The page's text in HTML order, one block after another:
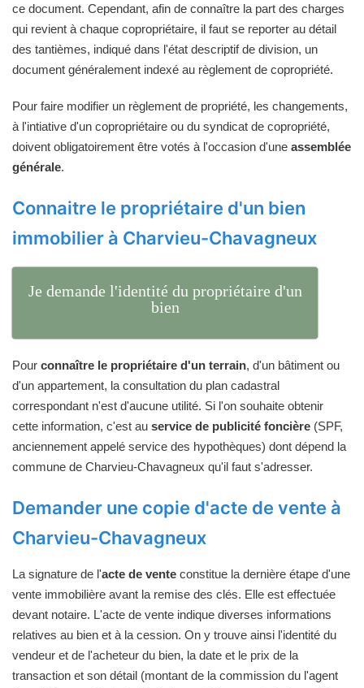
ce document. Cependant, afin de connaître la part des charges
qui revient à chaque copropriétaire, il faut se reporter au détail
des tantièmes, indiqué dans l'état descriptif de division, un
document généralement indexé au règlement de copropriété.
Pour faire modifier un règlement de propriété, les changements,
à l'intiative d'un copropriétaire ou du syndicat de copropriété,
doivent obligatoirement être votés à l'occasion d'une assemblée
générale.
Connaitre le propriétaire d'un bien
immobilier à Charvieu-Chavagneux
Je demande l'identité du propriétaire d'un
bien
Pour connaître le propriétaire d'un terrain, d'un bâtiment ou
d'un appartement, la consultation du plan cadastral
correspondant n'est d'aucune utilité. Si l'on souhaite obtenir
cette information, c'est au service de publicité foncière (SPF,
anciennement appelé service des hypothèques) dont dépend la
commune de Charvieu-Chavagneux qu'il faut s'adresser.
Demander une copie d'acte de vente à
Charvieu-Chavagneux
La signature de l'acte de vente constitue la dernière étape d'une
vente immobilière avant la remise des clés. Elle est effectuée
devant notaire. L'acte de vente indique diverses informations
relatives au bien et à la cession. On y trouve ainsi l'identité du
vendeur et de l'acheteur du bien, la date et le prix de la
transaction et son détail (montant de la commission du l'agent